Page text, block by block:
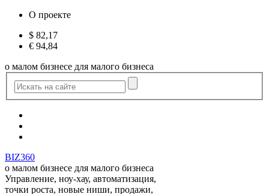
О проекте
$ 82,17
€ 94,84
о малом бизнесе для малого бизнеса
BIZ360
о малом бизнесе для малого бизнеса
Управление, ноу-хау, автоматизация,
точки роста, новые ниши, продажи,